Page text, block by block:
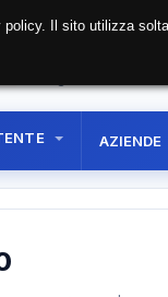
AZIENDE
Il sito utilizza